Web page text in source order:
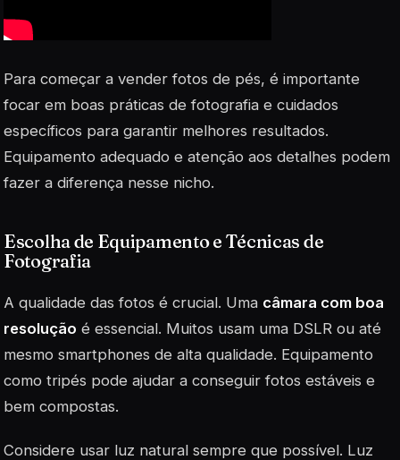
Para começar a vender fotos de pés, é importante
focar em boas práticas de fotografia e cuidados
específicos para garantir melhores resultados.
Equipamento adequado e atenção aos detalhes podem
fazer a diferença nesse nicho.
Escolha de Equipamento e Técnicas de
Fotografia
A qualidade das fotos é crucial. Uma câmara com boa
resolução é essencial. Muitos usam uma DSLR ou até
mesmo smartphones de alta qualidade. Equipamento
como tripés pode ajudar a conseguir fotos estáveis e
bem compostas.
Considere usar luz natural sempre que possível. Luz